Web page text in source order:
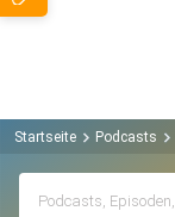
Startseite Podcasts